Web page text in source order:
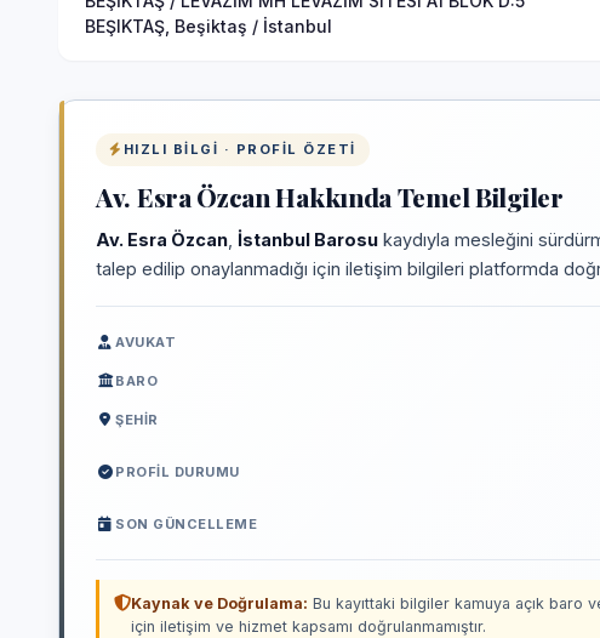
BEŞIKTAŞ, Beşiktaş / İstanbul
HIZLI BILGI · PROFIL ÖZETI
Av. Esra Özcan Hakkında Temel Bilgiler
Av. Esra Özcan İstanbul Barosu kaydıyla mesleğini
talep edilip onaylanmadığı için iletişim bilgileri platformda
AVUKAT
BARO
ŞEHIR
PROFIL DURUMU
SON GÜNCELLEME
Kaynak ve Doğrulama: Bu kayıttaki bilgiler kamuya açık baro
için iletişim ve hizmet kapsamı doğrulanmamıştır.